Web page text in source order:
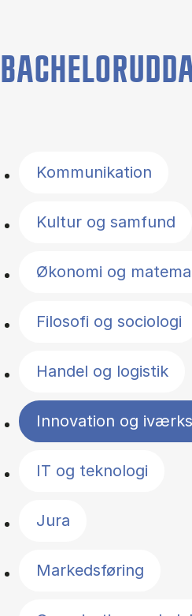
Kommunikation
Kultur og samfund
Økonomi og
Filosofi og sociologi
Handel og logistik
Innovation og
IT og teknologi
Jura
Markedsføring